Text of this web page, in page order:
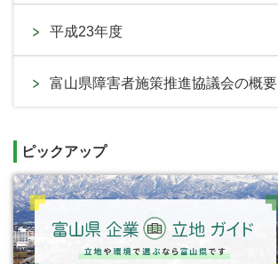
平成23年度
富山県障害者施策推進協議会の概要
ピックアップ